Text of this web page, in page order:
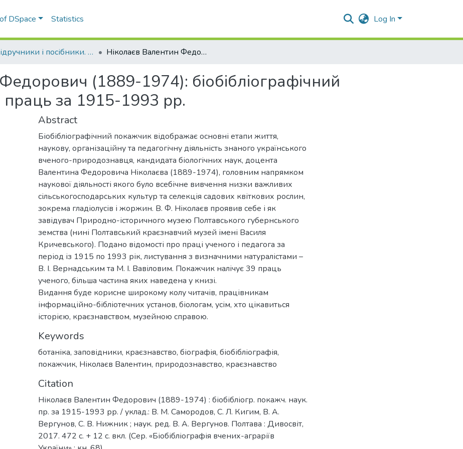
DSpace Statistics Log In
Підручники і посібники. Навчально-науковий інститут агротехнологій, селекції та екології Ніколаєв Валентин Федорович (1889-1974): біобібліографічний покажчик наукових праць за 1915-1993 рр.
(1889-1974): біобібліографічний
за 1915-1993 рр.
Abstract
Біобібліографічний покажчик відображає основні етапи життя,
наукову, організаційну та педагогічну діяльність знаного українського
вченого-природознавця, кандидата біологічних наук, доцента
Валентина Федоровича Ніколаєва (1889-1974), головним напрямком
наукової діяльності якого було всебічне вивчення низки важливих
сільськогосподарських культур та селекція садових квіткових рослин,
зокрема гладіолусів і жоржин. В. Ф. Ніколаєв проявив себе і як
завідувач Природно-історичного музею Полтавського губернського
земства (нині Полтавський краєзнавчий музей імені Василя
Кричевського). Подано відомості про праці ученого і педагога за
період із 1915 по 1993 рік, листування з визначними натуралістами –
В. І. Вернадським та М. І. Вавіловим. Покажчик налічує 39 праць
ученого, більша частина яких наведена у книзі.
Видання буде корисне широкому колу читачів, працівникам
інформаційно-бібліотечних установ, біологам, усім, хто цікавиться
історією, краєзнавством, музейною справою.
Keywords
ботаніка, заповідники, краєзнавство, біографія, біобібліографія,
покажчик, Ніколаєв Валентин, природознавство, краєзнавство
Citation
Ніколаєв Валентин Федорович (1889-1974) : біобібліогр. покажч. наук.
пр. за 1915-1993 рр. / уклад.: В. М. Самородов, С. Л. Кигим, В. А.
Вергунов, С. В. Нижник ; наук. ред. В. А. Вергунов. Полтава : Дивосвіт,
2017. 472 с. + 12 с. вкл. (Сер. «Біобібліографія вчених-аграріїв